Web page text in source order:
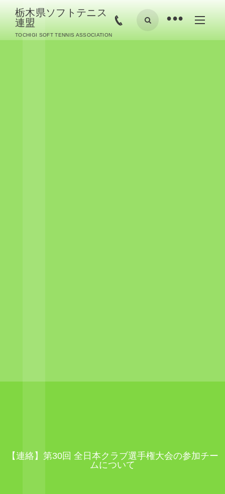
栃木県ソフトテニス
連盟
TOCHIGI SOFT TENNIS ASSOCIATION
•
【連絡】第30回 全日本クラブ選手権大会の参加チー
ムについて